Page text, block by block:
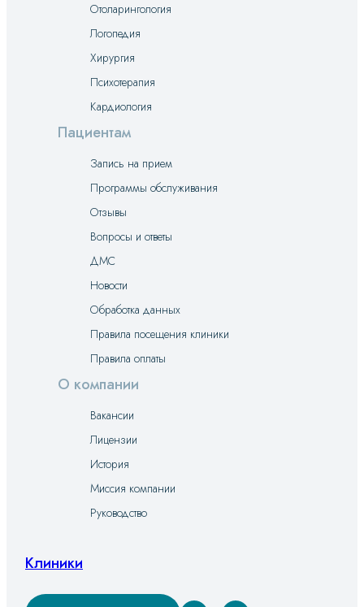
Отоларингология
Логопедия
Хирургия
Психотерапия
Кардиология
Пациентам
Запись на прием
Программы обслуживания
Отзывы
Вопросы и ответы
ДМС
Новости
Обработка данных
Правила посещения клиники
Правила оплаты
О компании
Вакансии
Лицензии
История
Миссия компании
Руководство
Клиники